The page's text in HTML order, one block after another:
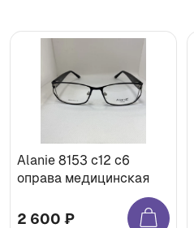
Alanie 8153 c12 с6
оправа медицинская
2 600 ₽